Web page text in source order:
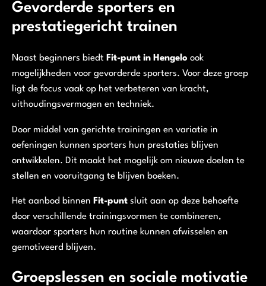
Gevorderde sporters en
prestatiegericht trainen
Naast beginners biedt Fit-punt in Hengelo ook
mogelijkheden voor gevorderde sporters. Voor deze groep
ligt de focus vaak op het verbeteren van kracht,
uithoudingsvermogen en techniek.
Door middel van gerichte trainingen en variatie in
oefeningen kunnen sporters hun prestaties blijven
ontwikkelen. Dit maakt het mogelijk om nieuwe doelen te
stellen en vooruitgang te blijven boeken.
Het aanbod binnen Fit-punt sluit aan op deze behoefte
door verschillende trainingsvormen te combineren,
waardoor sporters hun routine kunnen afwisselen en
gemotiveerd blijven.
Groepslessen en sociale motivatie